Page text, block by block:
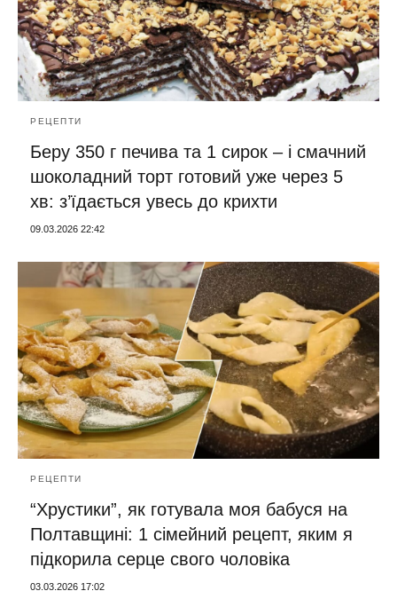
РЕЦЕПТИ
Беру 350 г печива та 1 сирок – і смачний
шоколадний торт готовий уже через 5
хв: з’їдається увесь до крихти
09.03.2026 22:42
РЕЦЕПТИ
“Хрустики”, як готувала моя бабуся на
Полтавщині: 1 сімейний рецепт, яким я
підкорила серце свого чоловіка
03.03.2026 17:02